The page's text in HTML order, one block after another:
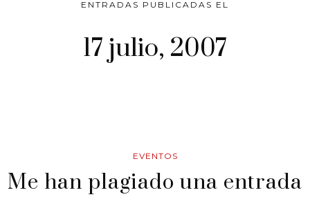
ENTRADAS PUBLICADAS EL
17 julio, 2007
EVENTOS
Me han plagiado una entrada